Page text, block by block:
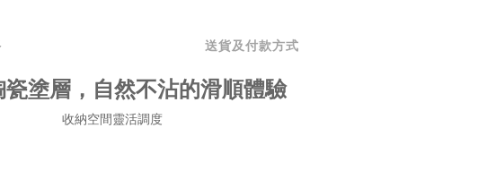
送貨及付款方式
瓷塗層，自然不沾的滑順體驗
收納空間靈活調度